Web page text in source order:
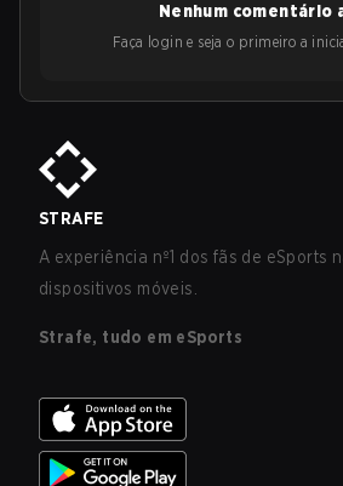
Nenhum comentário
Faça login e seja o primeiro a
STRAFE
A experiência nº1 dos fãs de eSports
dispositivos móveis.
Strafe, tudo em eSports